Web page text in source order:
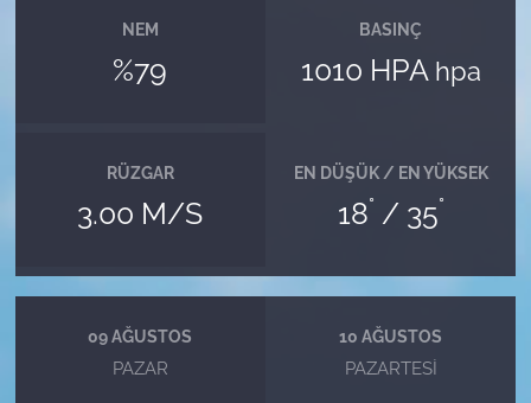
NEM
%79
BASINÇ
1010 HPA hpa
RÜZGAR
3.00 M/S
EN DÜŞÜK / EN YÜKSEK
18° / 35°
09 AĞUSTOS
PAZAR
10 AĞUSTOS
PAZARTESI